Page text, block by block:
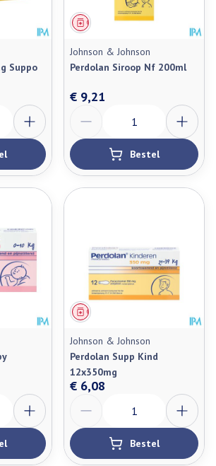
Suppo
Geneesmiddel
Johnson & Johnson
Perdolan Siroop Nf 200ml
€ 9,21
Bestel
Geneesmiddel
Johnson & Johnson
Perdolan Supp Kind
12x350mg
€ 6,08
Bestel